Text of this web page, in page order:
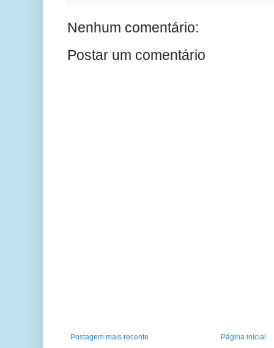
Nenhum comentário:
Postar um comentário
Postagem mais recente Página inicial